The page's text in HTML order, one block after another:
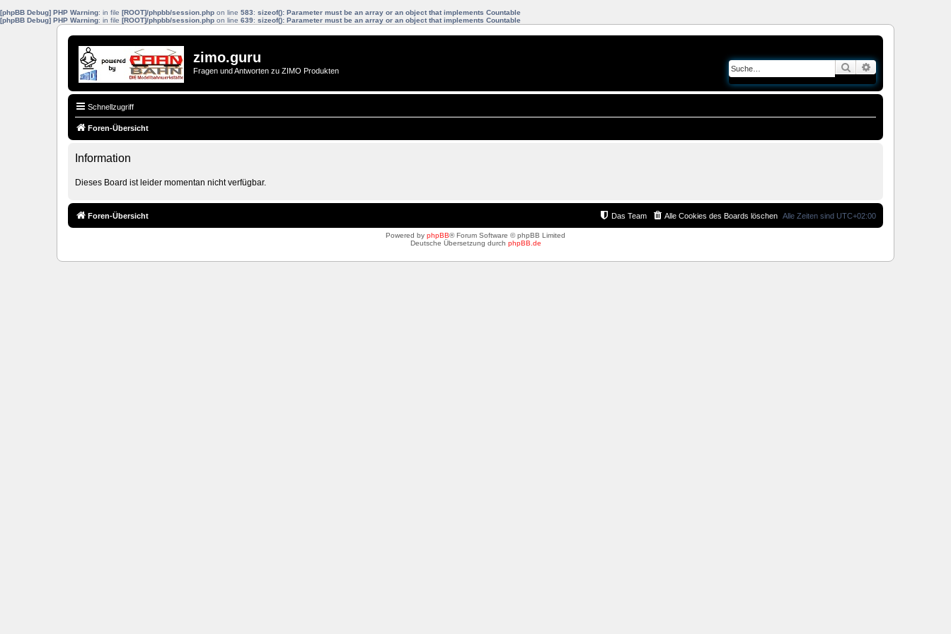
[phpBB Debug] PHP Warning: in file [ROOT]/phpbb/session.php on line 583: sizeof(): Parameter must be an array or an object that implements Countable
[phpBB Debug] PHP Warning: in file [ROOT]/phpbb/session.php on line 639: sizeof(): Parameter must be an array or an object that implements Countable
zimo.guru
Fragen und Antworten zu ZIMO Produkten Suche
Schnellzugriff
Foren-Übersicht
Information
Dieses Board ist leider momentan nicht verfügbar.
Foren-Übersicht Alle Zeiten sind UTC+02:00
Alle Cookies des Boards löschen
Das Team
Powered by phpBB® Forum Software © phpBB Limited
Deutsche Übersetzung durch phpBB.de